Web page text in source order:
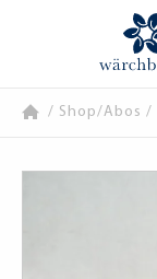
/ Shop/Abos /